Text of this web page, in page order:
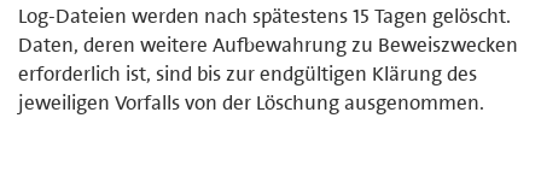
Log-Dateien werden nach spätestens 15 Tagen gelöscht.
Daten, deren weitere Aufbewahrung zu Beweiszwecken
erforderlich ist, sind bis zur endgültigen Klärung des
jeweiligen Vorfalls von der Löschung ausgenommen.